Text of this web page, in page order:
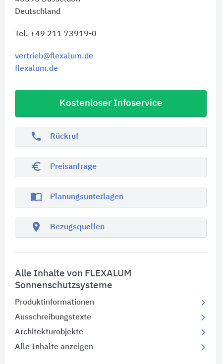
Deutschland
Tel. +49 211 73919-0
vertrieb@flexalum.de
flexalum.de
Kostenloser Infoservice
phone Rückruf
euro_symbol Preisanfrage
import_contacts Planungsunterlagen
location_on Bezugsquellen
Alle Inhalte von FLEXALUM
Sonnenschutzsysteme
Produktinformationen
Ausschreibungstexte
Architekturobjekte
Alle Inhalte anzeigen